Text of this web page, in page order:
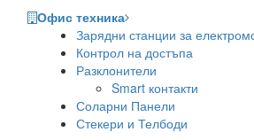
Офис техника
Зарядни станции за
Контрол на достъпа
Разклонители
Smart контакти
Соларни Панели
Стекери и Телбоди